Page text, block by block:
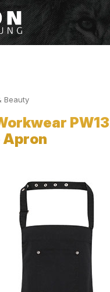
Beauty
Apron